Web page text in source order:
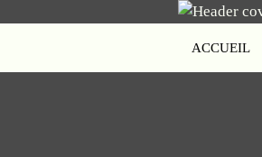
ACCUEIL